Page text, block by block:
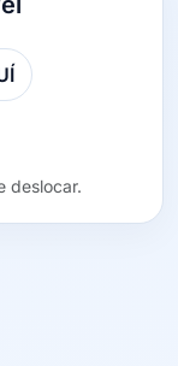
deslocar.